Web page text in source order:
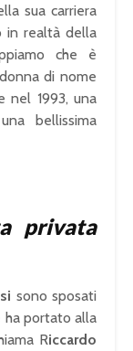
sua carriera
in realtà della
che è
di nome
nel 1993, una
bellissima
privata
sono sposati
ha portato alla
Riccardo